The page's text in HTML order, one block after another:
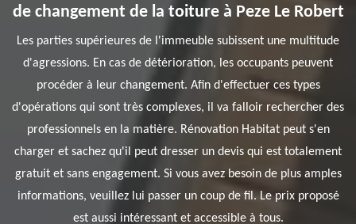
de changement de la toiture à Peze Le Robert
Les parties supérieures de l'immeuble subissent une multitude
d'agressions. En cas de détérioration, les occupants peuvent
procéder à leur changement. Afin d'effectuer ces types
d'opérations qui sont très complexes, il va falloir rechercher des
professionnels en la matière. Rénovation Habitat peut s'en
charger et sachez qu'il peut dresser un devis qui est totalement
gratuit et sans engagement. Si vous avez besoin de plus amples
informations, veuillez lui passer un coup de fil. Le prix proposé
est aussi intéressant et accessible à tous.